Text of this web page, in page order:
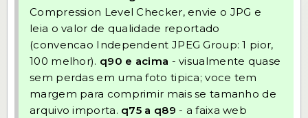
Compression Level Checker, envie o JPG e
leia o valor de qualidade reportado
(convencao Independent JPEG Group: 1 pior,
100 melhor). q90 e acima - visualmente quase
sem perdas em uma foto tipica; voce tem
margem para comprimir mais se tamanho de
arquivo importa. q75 a q89 - a faixa web